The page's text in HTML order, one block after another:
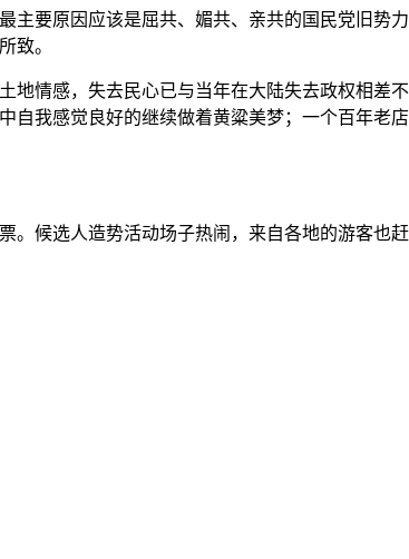
主要原因应该是屈共、媚共、亲共的国民党旧势
致。
地情感，失去民心已与当年在大陆失去政权相差
自我感觉良好的继续做着黄粱美梦；一个百年老
候选人造势活动场子热闹，来自各地的游客也